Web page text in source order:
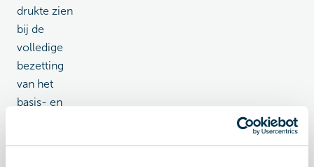
drukte zien
bij de
volledige
bezetting
van het
basis- en